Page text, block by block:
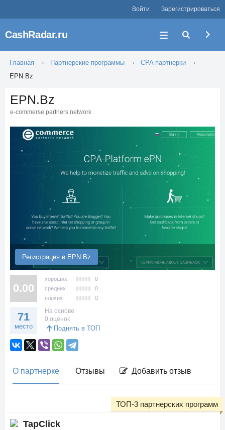
Войти Зарегистрироваться
CashRadar.ru
Главная Партнерские программы
CPA партнерки
EPN.Bz
EPN.Bz
e-commerse partners network
Регистрация в EPN.Bz
0.00
хороших
0
средних
0
плохих
0
71
место
На основе
0 оценок
Поднять в ТОП
О партнерке Отзывы Добавить отзыв
TapClick
ТОП-3 партнерских программ